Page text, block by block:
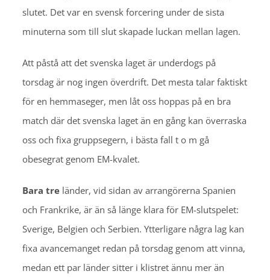
slutet. Det var en svensk forcering under de sista
minuterna som till slut skapade luckan mellan lagen.
Att påstå att det svenska laget är underdogs på
torsdag är nog ingen överdrift. Det mesta talar faktiskt
för en hemmaseger, men låt oss hoppas på en bra
match där det svenska laget än en gång kan överraska
oss och fixa gruppsegern, i bästa fall t o m gå
obesegrat genom EM-kvalet.
Bara tre länder, vid sidan av arrangörerna Spanien
och Frankrike, är än så länge klara för EM-slutspelet:
Sverige, Belgien och Serbien. Ytterligare några lag kan
fixa avancemanget redan på torsdag genom att vinna,
medan ett par länder sitter i klistret ännu mer än